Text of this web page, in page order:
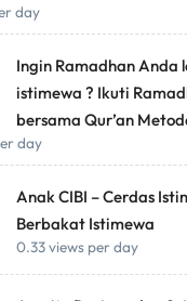
day
Ingin Ramadhan Anda
istimewa ? Ikuti
bersama Qur’an
day
Anak CIBI – Cerdas
Berbakat Istimewa
0.33 views per day